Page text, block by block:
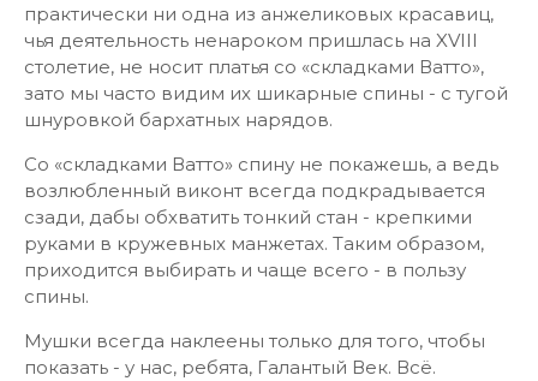
практически ни одна из анжеликовых красавиц,
чья деятельность ненароком пришлась на XVIII
столетие, не носит платья со «складками Ватто»,
зато мы часто видим их шикарные спины - с тугой
шнуровкой бархатных нарядов.
Со «складками Ватто» спину не покажешь, а ведь
возлюбленный виконт всегда подкрадывается
сзади, дабы обхватить тонкий стан - крепкими
руками в кружевных манжетах. Таким образом,
приходится выбирать и чаще всего - в пользу
спины.
Мушки всегда наклеены только для того, чтобы
показать - у нас, ребята, Галантый Век. Всё.